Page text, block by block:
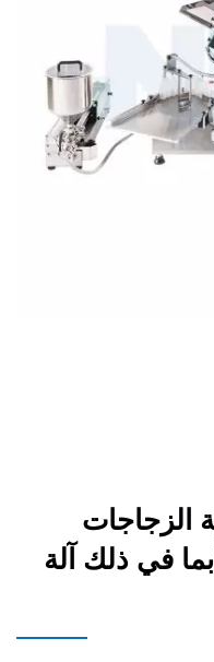
الزجاجات
في ذلك آلة